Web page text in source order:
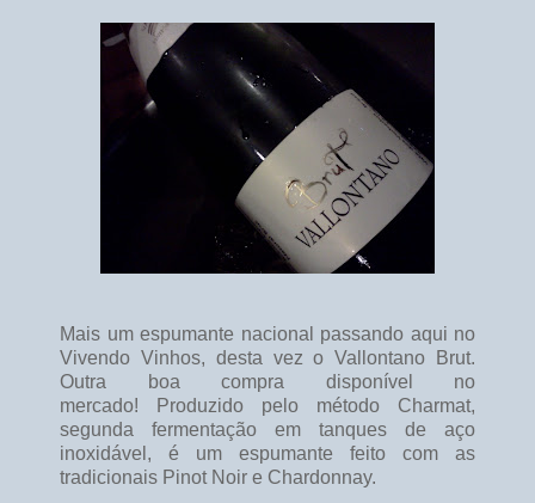
Mais um espumante nacional passando aqui no
Vivendo Vinhos, desta vez o Vallontano Brut.
Outra boa compra disponível no
mercado! Produzido pelo método Charmat,
segunda fermentação em tanques de aço
inoxidável, é um espumante feito com as
tradicionais Pinot Noir e Chardonnay.